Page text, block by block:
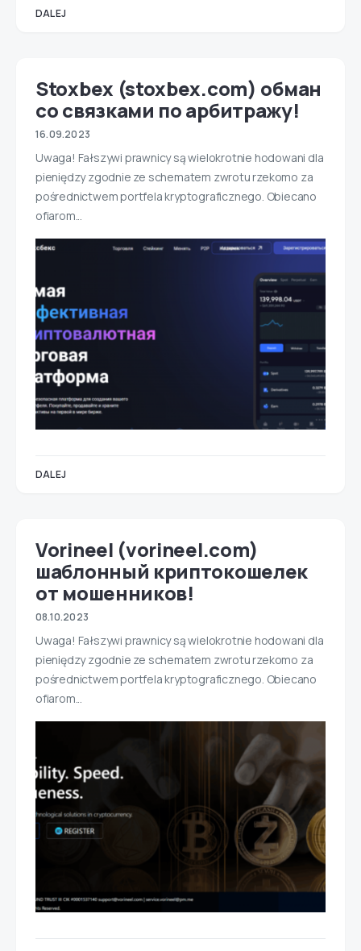
DALEJ
Stoxbex (stoxbex.com) обман
со связками по арбитражу!
16.09.2023
Uwaga! Fałszywi prawnicy są wielokrotnie hodowani dla
pieniędzy zgodnie ze schematem zwrotu rzekomo za
pośrednictwem portfela kryptograficznego. Obiecano
ofiarom...
DALEJ
Vorineel (vorineel.com)
шаблонный криптокошелек
от мошенников!
08.10.2023
Uwaga! Fałszywi prawnicy są wielokrotnie hodowani dla
pieniędzy zgodnie ze schematem zwrotu rzekomo za
pośrednictwem portfela kryptograficznego. Obiecano
ofiarom...